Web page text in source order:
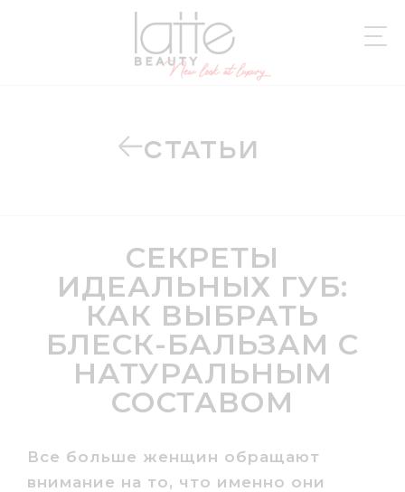
СТАТЬИ
СЕКРЕТЫ
ИДЕАЛЬНЫХ ГУБ:
КАК ВЫБРАТЬ
БЛЕСК-БАЛЬЗАМ С
НАТУРАЛЬНЫМ
СОСТАВОМ
Все больше женщин обращают
внимание на то, что именно они